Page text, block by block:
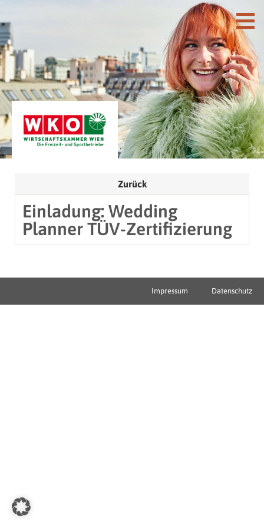
Zurück
Einladung: Wedding
Planner TÜV-Zertifizierung
Impressum Datenschutz